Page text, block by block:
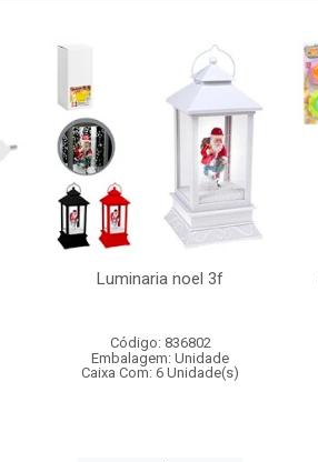
Luminaria noel 3f
Código: 836802
Embalagem: Unidade
Caixa Com: 6 Unidade(s)